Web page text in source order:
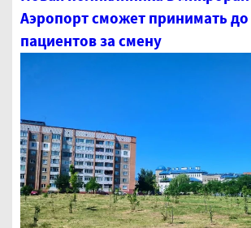
Аэропорт сможет принимать до
пациентов за смену